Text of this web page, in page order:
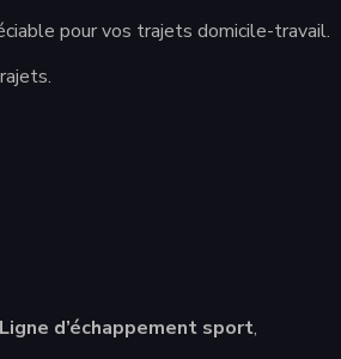
pour vos trajets domicile-travail.
Ligne d’échappement sport,